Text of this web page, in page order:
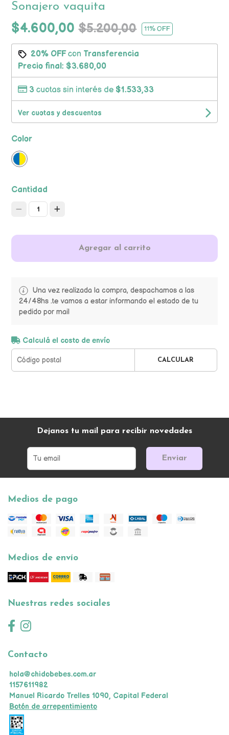
Sonajero vaquita
$4.600,00$5.200,00 11% OFF
20% OFFcon Transferencia
Precio final: $3.680,00
3 cuotas sin interés de $1.533,33
Ver cuotas y descuentos
Color
Cantidad
1
Agregar al carrito
Una vez realizada la compra, despachamos a las
24/48hs .te vamos a estar informando el estado de tu
pedido por mail
Calculá el costo de envío
CALCULAR
Dejanos tu mail para recibir novedades
Enviar
Medios de pago
Medios de envío
Nuestras redes sociales
Contacto
hola@chidobebes.com.ar
1157611982
Manuel Ricardo Trelles 1090, Capital Federal
Botón de arrepentimiento